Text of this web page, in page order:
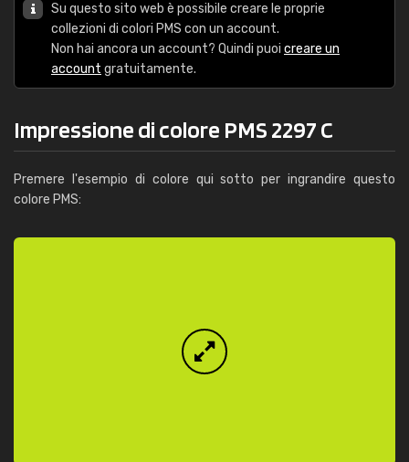
Su questo sito web è possibile creare le proprie
collezioni di colori PMS con un account.
Non hai ancora un account? Quindi puoi creare un
account gratuitamente.
Impressione di colore PMS 2297 C
Premere l'esempio di colore qui sotto per ingrandire questo
colore PMS: